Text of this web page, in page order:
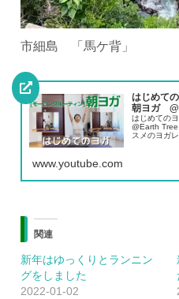
市細島 「馬ケ背」
はじめて
朝ヨガ
はじめての
@Earth
スメのヨガ
www.youtube.com
関連
新年はゆっくりとランニン
グをしました
2022-01-02